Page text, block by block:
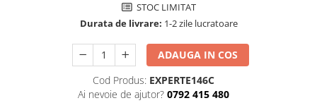
Reductoare presiune gaz
Grupuri de racire cu lichid
Generatoare electrice
Generatoare Insonorizate
STOC LIMITAT
Durata de livrare: 1-2 zile lucratoare
ADAUGA IN COS
Cod Produs: EXPERTE146C
Ai nevoie de ajutor? 0792 415 480